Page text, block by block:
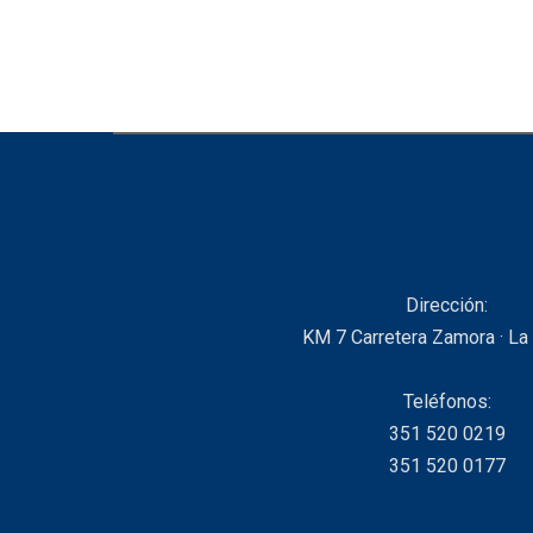
Dirección:
KM 7 Carretera Zamora ·
Teléfonos:
351 520 0219
351 520 0177